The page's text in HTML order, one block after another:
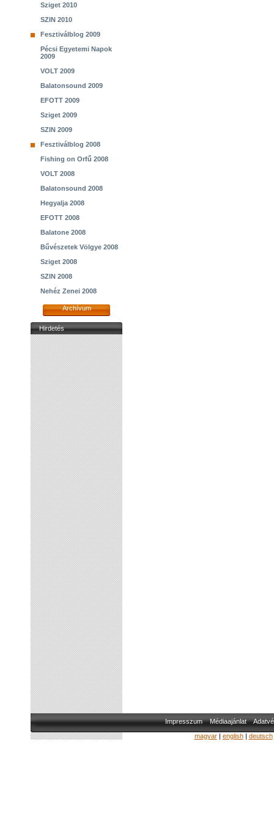
Sziget 2010
SZIN 2010
Fesztiválblog 2009
Pécsi Egyetemi Napok
2009
VOLT 2009
Balatonsound 2009
EFOTT 2009
Sziget 2009
SZIN 2009
Fesztiválblog 2008
Fishing on Orfű 2008
VOLT 2008
Balatonsound 2008
Hegyalja 2008
EFOTT 2008
Balatone 2008
Bűvészetek Völgye 2008
Sziget 2008
SZIN 2008
Nehéz Zenei 2008
Archívum
Hirdetés
Impresszum Médiaajánlat
magyar| english| deutsch